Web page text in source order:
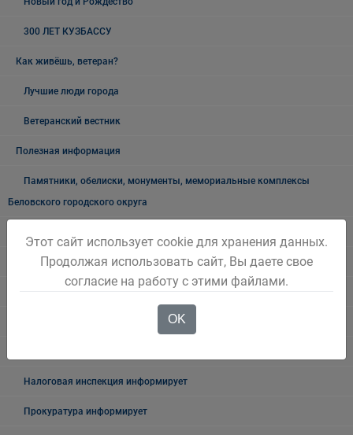
300 ЛЕТ КУЗБАССУ
Как живёшь, ветеран?
Лучшие люди города
Ветеранский вестник
Полезная информация
Памятники, обелиски, монументы, мемориальные комплексы
Беловского городского округа
Безопасность на воде
Государственные органы и службы информируют
Налоговая инспекция информирует
Прокуратура информирует
Этот сайт использует cookie для хранения данных.
Продолжая использовать сайт, Вы даете свое
согласие на работу с этими файлами.
OK